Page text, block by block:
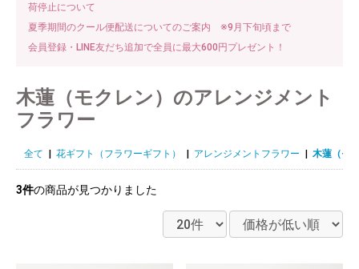
荷停止について
夏季期間のクール便配送についてのご案内 ※9月下旬頃まで
会員登録・LINE友だち追加で全員に最大600円プレゼント！
木蓮（モクレン）のアレンジメント
フラワー
全て 花ギフト（フラワーギフト） アレンジメントフラワー 木蓮（モ
3件の商品が見つかりました